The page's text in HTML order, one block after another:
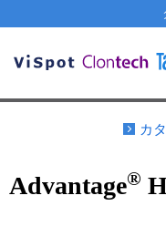
機能解析・サイレンシ
PCR・等温増幅
その他 ライセンスに関
遺伝子組換え生物該当製
研究支援ツール
Cut-Site Navigator 制限酵
In-Fusion Cloning プラ
抗体検索サイト
カ
Advantage®